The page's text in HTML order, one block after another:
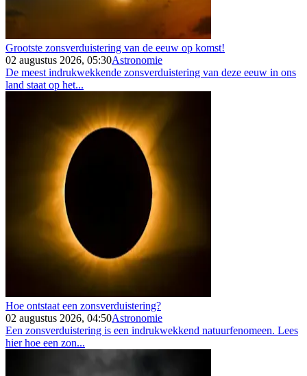
Grootste zonsverduistering van de eeuw op komst!
02 augustus 2026, 05:30Astronomie
De meest indrukwekkende zonsverduistering van deze eeuw in ons
land staat op het...
Hoe ontstaat een zonsverduistering?
02 augustus 2026, 04:50Astronomie
Een zonsverduistering is een indrukwekkend natuurfenomeen. Lees
hier hoe een zon...